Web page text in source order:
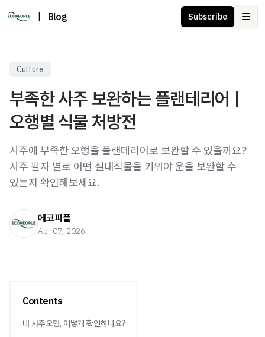
Blog Subscribe
Culture
부족한 사주 보완하는 플랜테리어 |
오행별 식물 처방전
사주에 부족한 오행을 플랜테리어로 보완할 수 있을까요?
사주 팔자 별로 어떤 실내식물을 키워야 운을 보완할 수
있는지 확인해보세요.
에코피플
Apr 07, 2026
Contents
내 사주오행, 어떻게 확인하나요?